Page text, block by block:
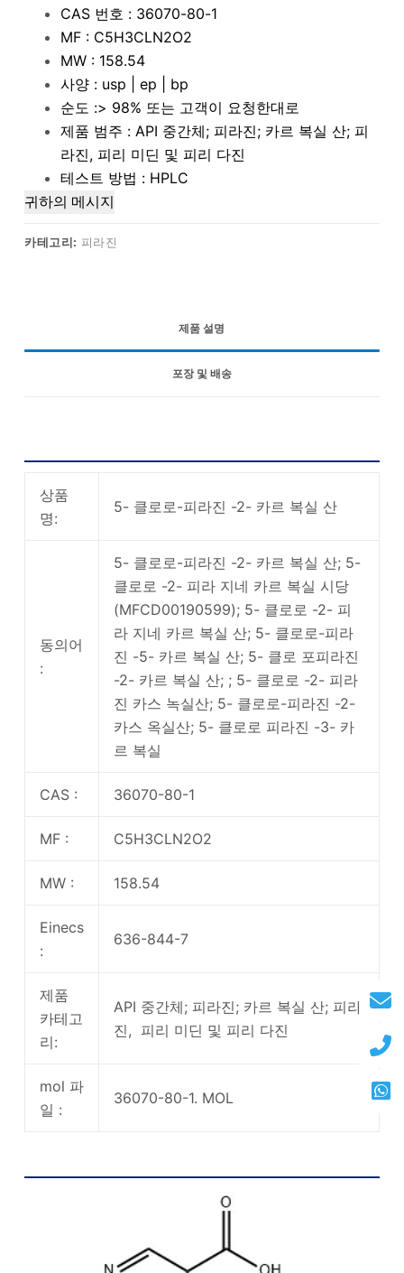
CAS 번호 : 36070-80-1
MF : C5H3CLN2O2
MW : 158.54
사양 : usp | ep | bp
순도 :> 98% 또는 고객이 요청한대로
제품 범주 : API 중간체; 피라진; 카르 복실 산; 피
라진, 피리 미딘 및 피리 다진
테스트 방법 : HPLC
귀하의 메시지
카테고리: 피라진
제품 설명
포장 및 배송
상품
명:
5- 클로로-피라진 -2- 카르 복실 산
동의어
:
5- 클로로-피라진 -2- 카르 복실 산; 5-
클로로 -2- 피라 지네 카르 복실 시당
(MFCD00190599); 5- 클로로 -2- 피
라 지네 카르 복실 산; 5- 클로로-피라
진 -5- 카르 복실 산; 5- 클로 포피라진
-2- 카르 복실 산; ; 5- 클로로 -2- 피라
진 카스 녹실산; 5- 클로로-피라진 -2-
카스 옥실산; 5- 클로로 피라진 -3- 카
르 복실
CAS : 36070-80-1
MF : C5H3CLN2O2
MW : 158.54
Einecs
:
636-844-7
제품
카테고
리:
API 중간체; 피라진; 카르 복실 산; 피라
진, 피리 미딘 및 피리 다진
mol 파
일 :
36070-80-1. MOL